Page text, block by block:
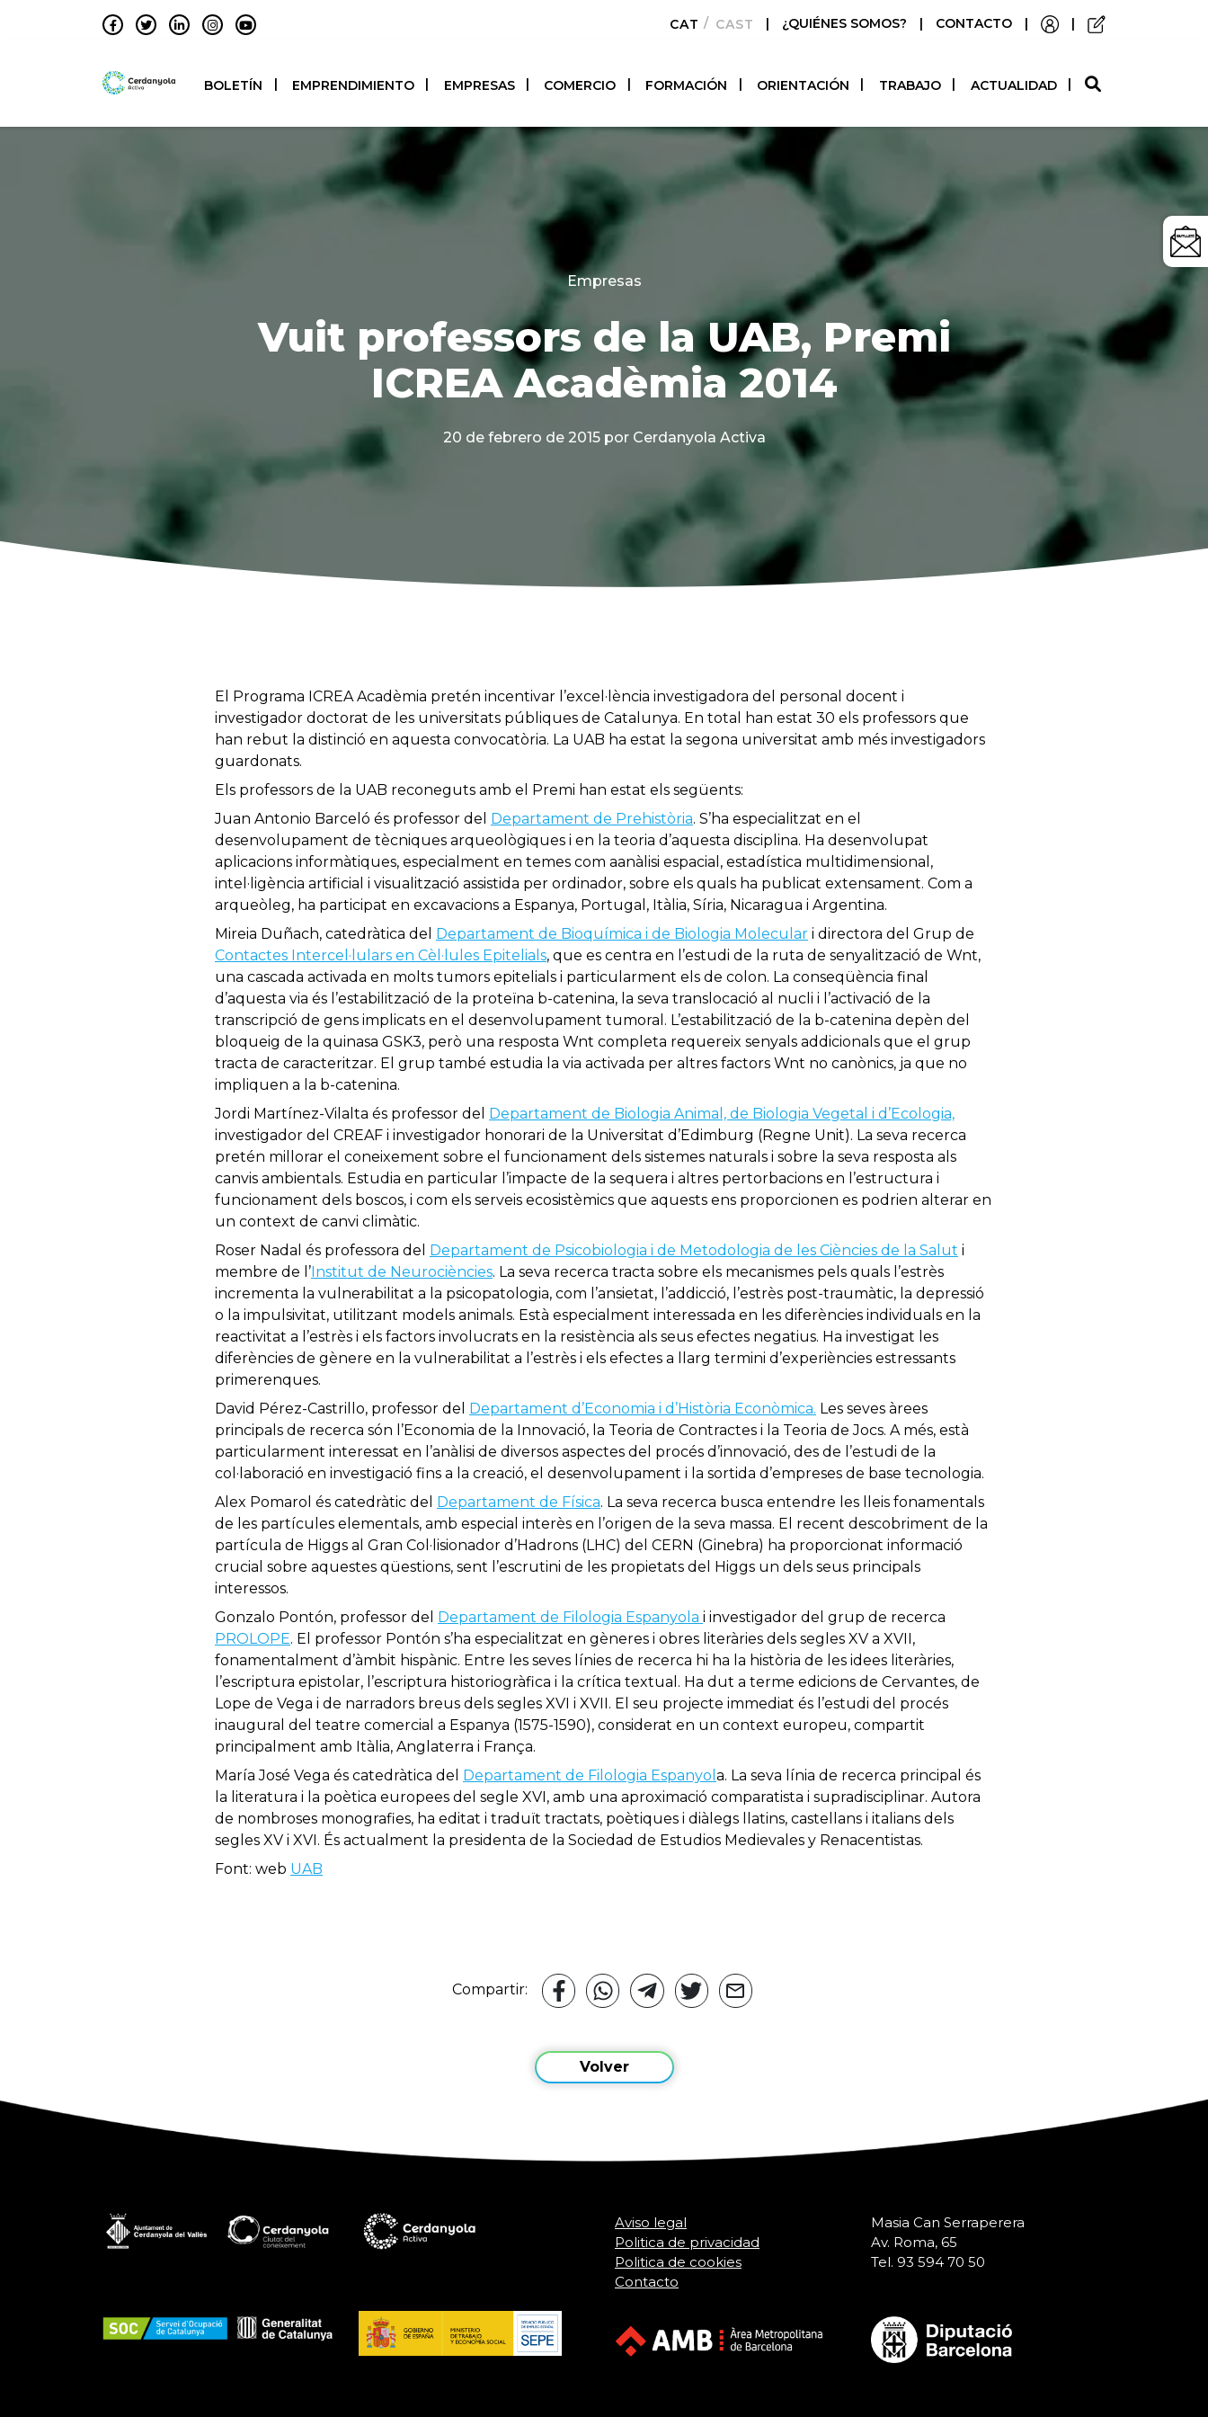
CATALÀCASTELLANO
| ¿QUIÉNES SOMOS? | CONTACTO | |
BOLETÍN EMPRENDIMIENTO EMPRESAS COMERCIO FORMACIÓN ORIENTACIÓN TRABAJO ACTUALIDAD
Categories
Empresas
Vuit professors de la UAB, Premi
ICREA Acadèmia 2014
20 de febrero de 2015 por Cerdanyola Activa
El Programa ICREA Acadèmia pretén incentivar l’excel·lència investigadora del personal docent i
investigador doctorat de les universitats públiques de Catalunya. En total han estat 30 els professors que
han rebut la distinció en aquesta convocatòria. La UAB ha estat la segona universitat amb més investigadors
guardonats.
Els professors de la UAB reconeguts amb el Premi han estat els següents:
Juan Antonio Barceló és professor del Departament de Prehistòria. S’ha especialitzat en el
desenvolupament de tècniques arqueològiques i en la teoria d’aquesta disciplina. Ha desenvolupat
aplicacions informàtiques, especialment en temes com aanàlisi espacial, estadística multidimensional,
intel·ligència artificial i visualització assistida per ordinador, sobre els quals ha publicat extensament. Com a
arqueòleg, ha participat en excavacions a Espanya, Portugal, Itàlia, Síria, Nicaragua i Argentina.
Mireia Duñach, catedràtica del Departament de Bioquímica i de Biologia Molecular i directora del Grup de
Contactes Intercel·lulars en Cèl·lules Epitelials, que es centra en l’estudi de la ruta de senyalització de Wnt,
una cascada activada en molts tumors epitelials i particularment els de colon. La conseqüència final
d’aquesta via és l’estabilització de la proteïna b-catenina, la seva translocació al nucli i l’activació de la
transcripció de gens implicats en el desenvolupament tumoral. L’estabilització de la b-catenina depèn del
bloqueig de la quinasa GSK3, però una resposta Wnt completa requereix senyals addicionals que el grup
tracta de caracteritzar. El grup també estudia la via activada per altres factors Wnt no canònics, ja que no
impliquen a la b-catenina.
Jordi Martínez-Vilalta és professor del Departament de Biologia Animal, de Biologia Vegetal i d’Ecologia,
investigador del CREAF i investigador honorari de la Universitat d’Edimburg (Regne Unit). La seva recerca
pretén millorar el coneixement sobre el funcionament dels sistemes naturals i sobre la seva resposta als
canvis ambientals. Estudia en particular l’impacte de la sequera i altres pertorbacions en l’estructura i
funcionament dels boscos, i com els serveis ecosistèmics que aquests ens proporcionen es podrien alterar en
un context de canvi climàtic.
Roser Nadal és professora del Departament de Psicobiologia i de Metodologia de les Ciències de la Salut i
membre de l’Institut de Neurociències. La seva recerca tracta sobre els mecanismes pels quals l’estrès
incrementa la vulnerabilitat a la psicopatologia, com l’ansietat, l’addicció, l’estrès post-traumàtic, la depressió
o la impulsivitat, utilitzant models animals. Està especialment interessada en les diferències individuals en la
reactivitat a l’estrès i els factors involucrats en la resistència als seus efectes negatius. Ha investigat les
diferències de gènere en la vulnerabilitat a l’estrès i els efectes a llarg termini d’experiències estressants
primerenques.
David Pérez-Castrillo, professor del Departament d’Economia i d’Història Econòmica. Les seves àrees
principals de recerca són l’Economia de la Innovació, la Teoria de Contractes i la Teoria de Jocs. A més, està
particularment interessat en l’anàlisi de diversos aspectes del procés d’innovació, des de l’estudi de la
col·laboració en investigació fins a la creació, el desenvolupament i la sortida d’empreses de base tecnologia.
Alex Pomarol és catedràtic del Departament de Física. La seva recerca busca entendre les lleis fonamentals
de les partícules elementals, amb especial interès en l’origen de la seva massa. El recent descobriment de la
partícula de Higgs al Gran Col·lisionador d’Hadrons (LHC) del CERN (Ginebra) ha proporcionat informació
crucial sobre aquestes qüestions, sent l’escrutini de les propietats del Higgs un dels seus principals
interessos.
Gonzalo Pontón, professor del Departament de Filologia Espanyola i investigador del grup de recerca
PROLOPE. El professor Pontón s’ha especialitzat en gèneres i obres literàries dels segles XV a XVII,
fonamentalment d’àmbit hispànic. Entre les seves línies de recerca hi ha la història de les idees literàries,
l’escriptura epistolar, l’escriptura historiogràfica i la crítica textual. Ha dut a terme edicions de Cervantes, de
Lope de Vega i de narradors breus dels segles XVI i XVII. El seu projecte immediat és l’estudi del procés
inaugural del teatre comercial a Espanya (1575-1590), considerat en un context europeu, compartit
principalment amb Itàlia, Anglaterra i França.
María José Vega és catedràtica del Departament de Filologia Espanyol a. La seva línia de recerca principal és
la literatura i la poètica europees del segle XVI, amb una aproximació comparatista i supradisciplinar. Autora
de nombroses monografies, ha editat i traduït tractats, poètiques i diàlegs llatins, castellans i italians dels
segles XV i XVI. És actualment la presidenta de la Sociedad de Estudios Medievales y Renacentistas.
Font: web UAB
Compartir:
Volver
Aviso legal
Politica de privacidad
Politica de cookies
Contacto
Masia Can Serraperera
Av. Roma, 65
Tel. 93 594 70 50